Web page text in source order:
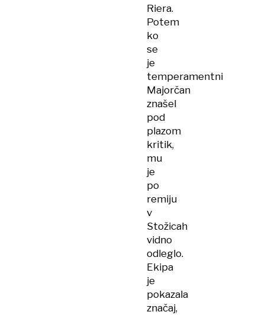
Riera.
Potem
ko
se
je
temperamentni
Majorčan
znašel
pod
plazom
kritik,
mu
je
po
remiju
v
Stožicah
vidno
odleglo.
Ekipa
je
pokazala
značaj,